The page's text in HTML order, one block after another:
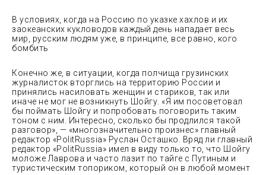
В условиях, когда на Россию по указке хахлов и их
заокеанских кукловодов каждый день нападает весь
мир, русским людям уже, в принципе, все равно, кого
бомбить
Конечно же, в ситуации, когда полчища грузинских
журналисток вторглись на территорию России и
принялись насиловать женщин и стариков, так или
иначе не мог не возникнуть Шойгу. «Я им посоветовал
бы поймать Шойгу и попробовать поговорить таким
тоном с ним. Интересно, сколько бы продлился такой
разговор», — «многозначительно произнес» главный
редактор «PolitRussia» Руслан Осташко. Вряд ли главный
редактор «PolitRussia» имел в виду только то, что Шойгу
моложе Лаврова и часто лазит по тайге с Путиным и
туристическим топориком, который он в любой момент